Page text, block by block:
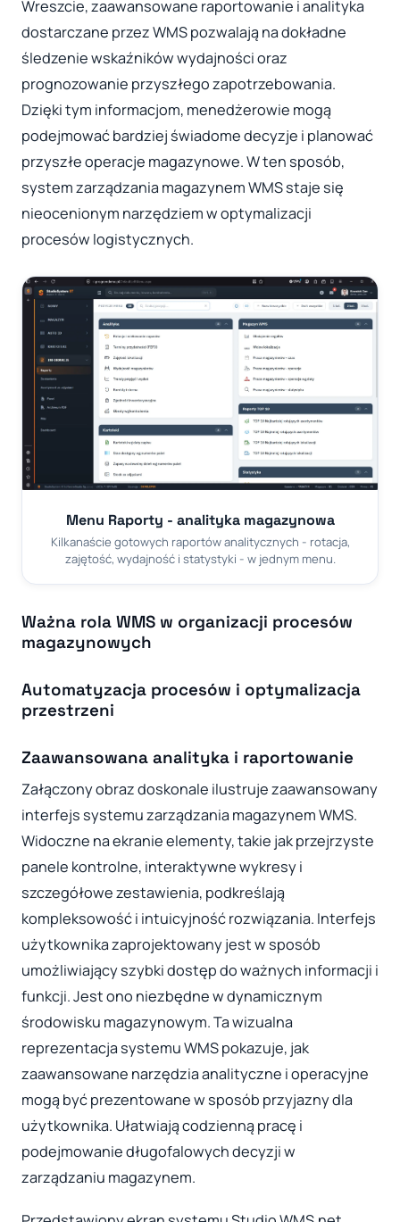
Wreszcie, zaawansowane raportowanie i analityka
dostarczane przez WMS pozwalają na dokładne
śledzenie wskaźników wydajności oraz
prognozowanie przyszłego zapotrzebowania.
Dzięki tym informacjom, menedżerowie mogą
podejmować bardziej świadome decyzje i planować
przyszłe operacje magazynowe. W ten sposób,
system zarządzania magazynem WMS staje się
nieocenionym narzędziem w optymalizacji
procesów logistycznych.
Menu Raporty - analityka magazynowa
Kilkanaście gotowych raportów analitycznych - rotacja,
zajętość, wydajność i statystyki - w jednym menu.
Ważna rola WMS w organizacji procesów
magazynowych
Automatyzacja procesów i optymalizacja
przestrzeni
Zaawansowana analityka i raportowanie
Załączony obraz doskonale ilustruje zaawansowany
interfejs systemu zarządzania magazynem WMS.
Widoczne na ekranie elementy, takie jak przejrzyste
panele kontrolne, interaktywne wykresy i
szczegółowe zestawienia, podkreślają
kompleksowość i intuicyjność rozwiązania. Interfejs
użytkownika zaprojektowany jest w sposób
umożliwiający szybki dostęp do ważnych informacji i
funkcji. Jest ono niezbędne w dynamicznym
środowisku magazynowym. Ta wizualna
reprezentacja systemu WMS pokazuje, jak
zaawansowane narzędzia analityczne i operacyjne
mogą być prezentowane w sposób przyjazny dla
użytkownika. Ułatwiają codzienną pracę i
podejmowanie długofalowych decyzji w
zarządzaniu magazynem.